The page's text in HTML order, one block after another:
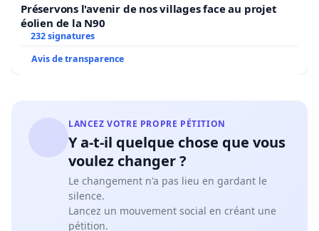
Préservons l'avenir de nos villages face au projet
éolien de la N90
232 signatures
Avis de transparence
LANCEZ VOTRE PROPRE PÉTITION
Y a-t-il quelque chose que vous
voulez changer ?
Le changement n'a pas lieu en gardant le
silence.
Lancez un mouvement social en créant une
pétition.